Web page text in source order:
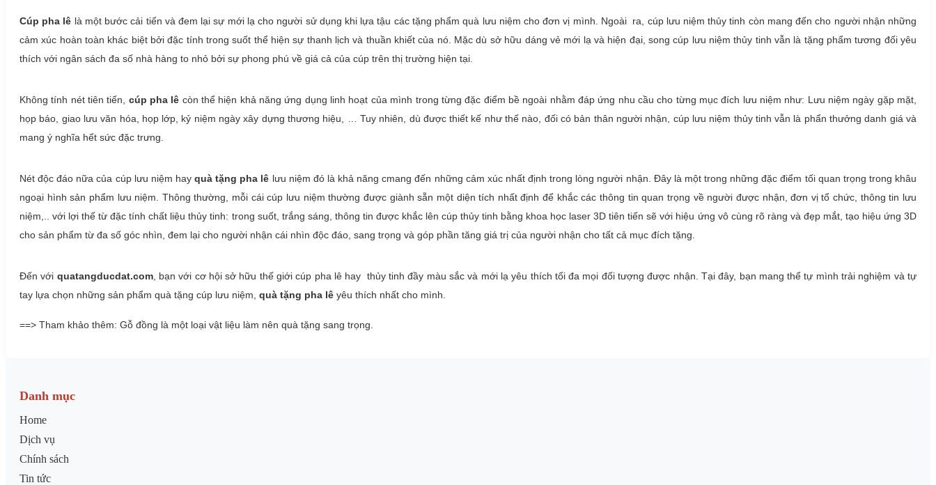
Cúp pha lê là một bước cải tiến và đem lại sự mới lạ cho người sử dụng khi lựa tậu các tặng phẩm quà lưu niệm cho đơn vị mình. Ngoài ra, cúp lưu niệm thủy tinh còn mang đến cho người nhận những
cảm xúc hoàn toàn khác biệt bởi đặc tính trong suốt thể hiện sự thanh lịch và thuần khiết của nó. Mặc dù sở hữu dáng vẻ mới lạ và hiện đại, song cúp lưu niệm thủy tinh vẫn là tặng phẩm tương đối yêu
thích với ngân sách đa số nhà hàng to nhỏ bởi sự phong phú về giá cả của cúp trên thị trường hiện tại.
Không tính nét tiên tiến, cúp pha lê còn thể hiện khả năng ứng dụng linh hoạt của mình trong từng đặc điểm bề ngoài nhằm đáp ứng nhu cầu cho từng mục đích lưu niệm như: Lưu niệm ngày gặp mặt,
họp báo, giao lưu văn hóa, họp lớp, kỷ niệm ngày xây dựng thương hiệu, … Tuy nhiên, dù được thiết kế như thế nào, đối có bản thân người nhận, cúp lưu niệm thủy tinh vẫn là phẩn thưởng danh giá và
mang ý nghĩa hết sức đặc trưng.
Nét độc đáo nữa của cúp lưu niệm hayquà tặng pha lê lưu niệm đó là khả năng cmang đến những cảm xúc nhất định trong lòng người nhận. Đây là một trong những đặc điểm tối quan trọng trong khâu
ngoại hình sản phẩm lưu niệm. Thông thường, mỗi cái cúp lưu niệm thường được giành sẵn một diện tích nhất định để khắc các thông tin quan trọng về người được nhận, đơn vị tổ chức, thông tin lưu
niệm,.. với lợi thế từ đặc tính chất liệu thủy tinh: trong suốt, trắng sáng, thông tin được khắc lên cúp thủy tinh bằng khoa học laser 3D tiên tiến sẽ với hiệu ứng vô cùng rõ ràng và đẹp mắt, tạo hiệu ứng 3D
cho sản phẩm từ đa số góc nhìn, đem lại cho người nhận cái nhìn độc đáo, sang trọng và góp phần tăng giá trị của người nhận cho tất cả mục đích tặng.
Đến với quatangducdat.com, bạn với cơ hội sở hữu thế giới cúp pha lê hay thủy tinh đầy màu sắc và mới lạ yêu thích tối đa mọi đối tượng được nhận. Tại đây, bạn mang thể tự mình trải nghiệm và tự
tay lựa chọn những sản phẩm quà tặng cúp lưu niệm, quà tặng pha lê yêu thích nhất cho mình.
==> Tham khảo thêm: Gỗ đồng là một loại vật liệu làm nên quà tặng sang trọng.
Danh mục
Home
Dịch vụ
Chính sách
Tin tức